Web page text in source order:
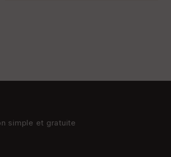
simple et gratuite